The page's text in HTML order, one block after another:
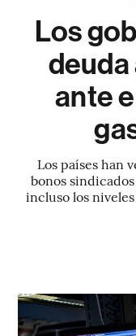
Los
ante
Los países han
bonos
incluso los